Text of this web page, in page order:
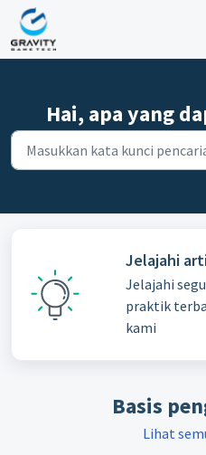
Lewatkan ke konten utama
Hai, apa yang
Jelajahi
Jelajahi
praktik
kami
Basis
Lihat